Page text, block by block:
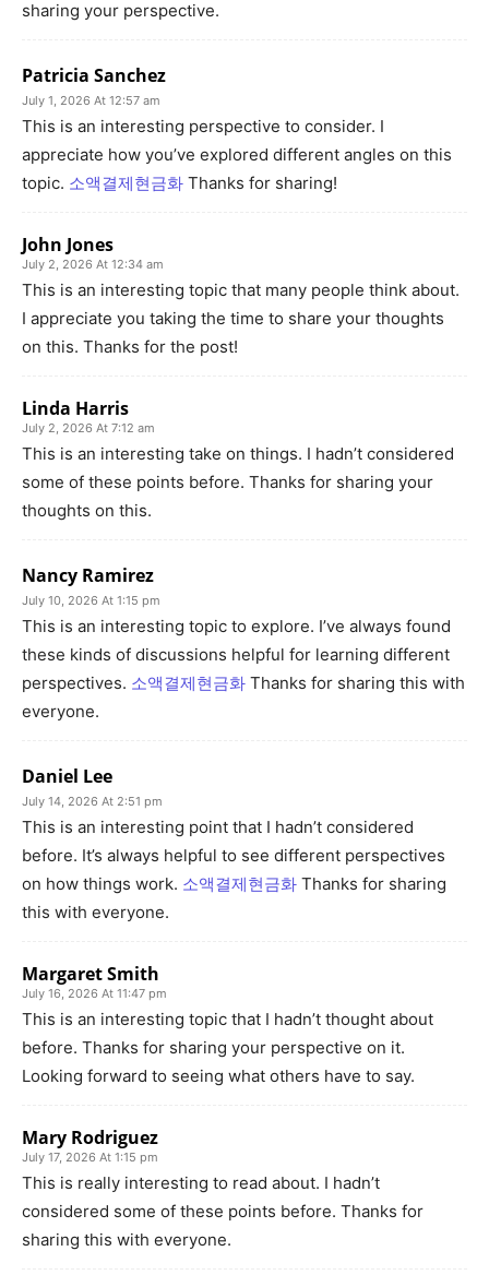
sharing your perspective.
Patricia Sanchez
July 1, 2026 At 12:57 am
This is an interesting perspective to consider. I
appreciate how you’ve explored different angles on this
topic. 소액결제현금화 Thanks for sharing!
John Jones
July 2, 2026 At 12:34 am
This is an interesting topic that many people think about.
I appreciate you taking the time to share your thoughts
on this. Thanks for the post!
Linda Harris
July 2, 2026 At 7:12 am
This is an interesting take on things. I hadn’t considered
some of these points before. Thanks for sharing your
thoughts on this.
Nancy Ramirez
July 10, 2026 At 1:15 pm
This is an interesting topic to explore. I’ve always found
these kinds of discussions helpful for learning different
perspectives. 소액결제현금화 Thanks for sharing this with
everyone.
Daniel Lee
July 14, 2026 At 2:51 pm
This is an interesting point that I hadn’t considered
before. It’s always helpful to see different perspectives
on how things work. 소액결제현금화 Thanks for sharing
this with everyone.
Margaret Smith
July 16, 2026 At 11:47 pm
This is an interesting topic that I hadn’t thought about
before. Thanks for sharing your perspective on it.
Looking forward to seeing what others have to say.
Mary Rodriguez
July 17, 2026 At 1:15 pm
This is really interesting to read about. I hadn’t
considered some of these points before. Thanks for
sharing this with everyone.